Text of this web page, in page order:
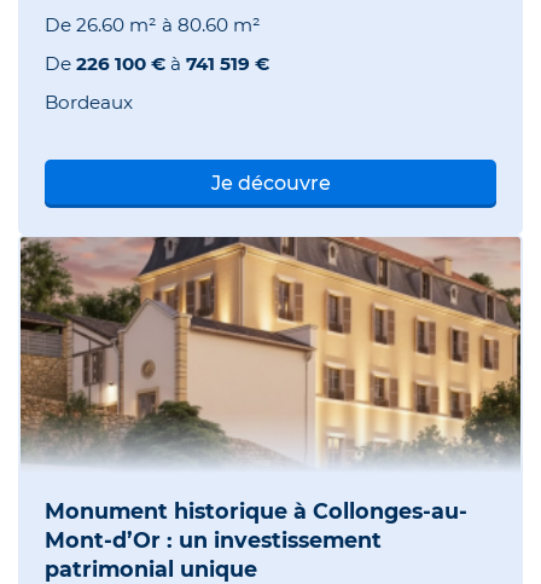
De 26.60 m² à 80.60 m²
De 226 100 € à 741 519 €
Bordeaux
Je découvre
Monument historique à Collonges-au-
Mont-d’Or : un investissement
patrimonial unique